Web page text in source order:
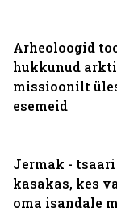
Arheoloogid
hukkunud
missioonilt
esemeid
Jermak - tsaari
kasakas, kes
oma isandale